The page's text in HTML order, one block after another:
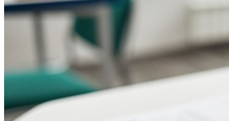
Bragantino